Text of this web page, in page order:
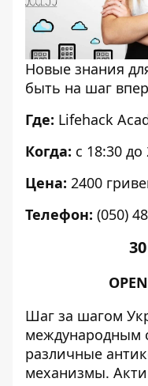
Новые знания
быть на шаг
Где: Lifehack
Когда: с 18:30
Цена: 2400
Телефон: (050)
Шаг за шагом
международным
различные
механизмы.